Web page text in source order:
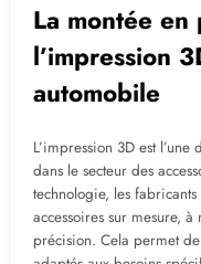
La montée en
l’impression
automobile
L’impression 3D est
dans le secteur des
technologie, les
accessoires sur mesure,
précision. Cela permet